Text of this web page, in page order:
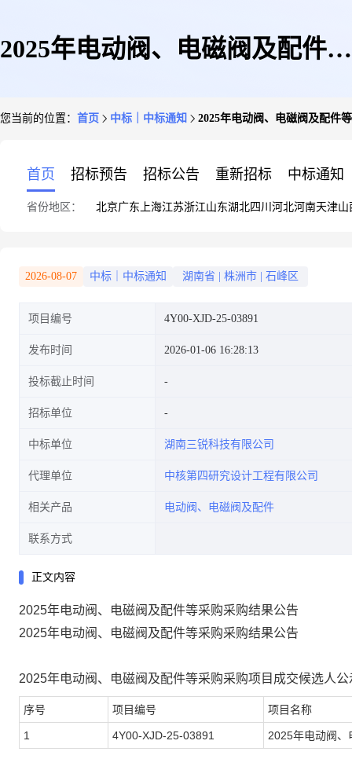
2025年电动阀、电磁阀及配件等
您当前的位置： 首页 中标｜中标通知 2025年电动阀、电磁阀及配件
首页 招标预告 招标公告 重新招标 中标通知
省份地区： 北京广东 上海江苏浙江山东湖北四川 河北河南天津山
2026-08-07 中标｜中标通知 湖南省 株洲市 石峰区
项目编号 4Y00-XJD-25-03891
发布时间 2026-01-06 16:28:13
投标截止时间
招标单位
中标单位 湖南三锐科技有限公司
代理单位 中核第四研究设计工程有限公司
相关产品 电动阀、电磁阀及配件
联系方式
正文内容
2025年电动阀、电磁阀及配件等采购采购结果公告
2025年电动阀、电磁阀及配件等采购采购结果公告
2025年电动阀、电磁阀及配件等采购采购项目成交候选人
序号 项目编号 项目名称
1 4Y00-XJD-25-03891 2025年电动阀、